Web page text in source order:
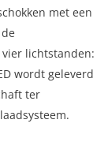
met een
lichtstanden:
wordt geleverd
ter